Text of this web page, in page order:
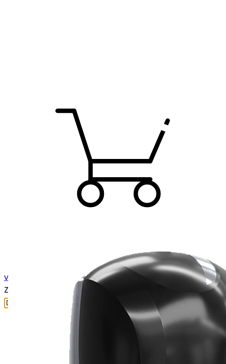
van Ginkel Schoonmaak & Advies
/ Zoeken
Zoeken naar: